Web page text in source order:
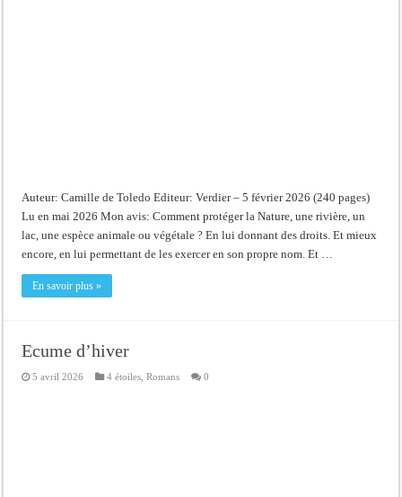
Auteur: Camille de Toledo Editeur: Verdier – 5 février 2026 (240 pages)
Lu en mai 2026 Mon avis: Comment protéger la Nature, une rivière, un
lac, une espèce animale ou végétale ? En lui donnant des droits. Et mieux
encore, en lui permettant de les exercer en son propre nom. Et …
En savoir plus »
Ecume d’hiver
5 avril 2026 4 étoiles ,Romans 0